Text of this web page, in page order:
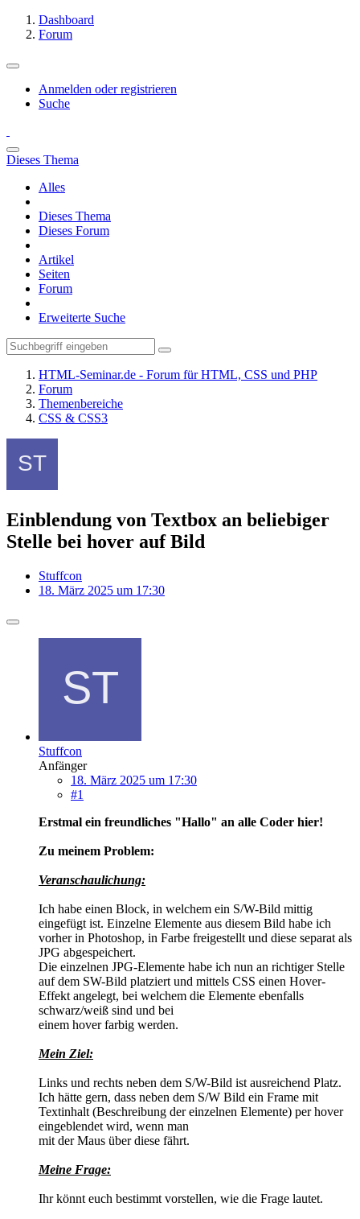
Dashboard
Forum
Anmelden oder registrieren
Suche
Dieses Thema
Alles
Dieses Thema
Dieses Forum
Artikel
Seiten
Forum
Erweiterte Suche
HTML-Seminar.de - Forum für HTML, CSS und PHP
Forum
Themenbereiche
CSS & CSS3
Einblendung von Textbox an beliebiger
Stelle bei hover auf Bild
Stuffcon
18. März 2025 um 17:30
Stuffcon
Anfänger
18. März 2025 um 17:30
#1
Erstmal ein freundliches "Hallo" an alle Coder hier!
Zu meinem Problem:
Veranschaulichung:
Ich habe einen Block, in welchem ein S/W-Bild mittig
eingefügt ist. Einzelne Elemente aus diesem Bild habe ich
vorher in Photoshop, in Farbe freigestellt und diese separat als
JPG abgespeichert.
Die einzelnen JPG-Elemente habe ich nun an richtiger Stelle
auf dem SW-Bild platziert und mittels CSS einen Hover-
Effekt angelegt, bei welchem die Elemente ebenfalls
schwarz/weiß sind und bei
einem hover farbig werden.
Mein Ziel:
Links und rechts neben dem S/W-Bild ist ausreichend Platz.
Ich hätte gern, dass neben dem S/W Bild ein Frame mit
Textinhalt (Beschreibung der einzelnen Elemente) per hover
eingeblendet wird, wenn man
mit der Maus über diese fährt.
Meine Frage:
Ihr könnt euch bestimmt vorstellen, wie die Frage lautet.